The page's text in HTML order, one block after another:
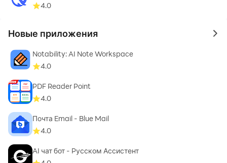
4.0
Новые приложения to
Notability: AI Note Workspace
4.0
PDF Reader Point
4.0
Почта Email - Blue Mail
4.0
AI чат бот - Pусском Ассистент